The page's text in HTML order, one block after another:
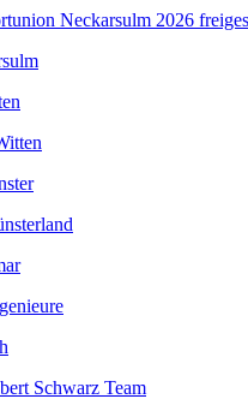
Schwarz Team